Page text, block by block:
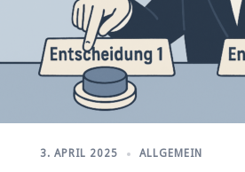
3. APRIL 2025 ALLGEMEIN